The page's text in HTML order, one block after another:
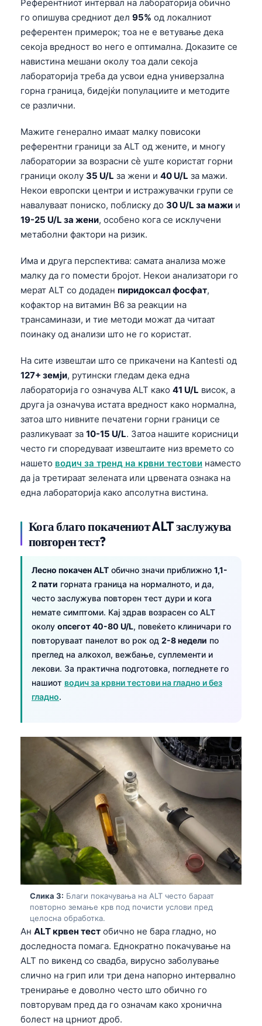
Референтниот интервал на лабораторија обично
го опишува средниот дел 95% од локалниот
референтен примерок; тоа не е ветување дека
секоја вредност во него е оптимална. Доказите се
навистина мешани околу тоа дали секоја
лабораторија треба да усвои една универзална
горна граница, бидејќи популациите и методите
се различни.
Мажите генерално имаат малку повисоки
референтни граници за ALT од жените, и многу
лаборатории за возрасни сè уште користат горни
граници околу 35 U/L за жени и 40 U/L за мажи.
Некои европски центри и истражувачки групи се
навалуваат пониско, поблиску до 30 U/L за мажи и
19-25 U/L за жени, особено кога се исклучени
метаболни фактори на ризик.
Има и друга перспектива: самата анализа може
малку да го помести бројот. Некои анализатори го
мерат ALT со додаден пиридоксал фосфат,
кофактор на витамин B6 за реакции на
трансаминази, и тие методи можат да читаат
поинаку од анализи што не го користат.
На сите извештаи што се прикачени на Kantesti од
127+ земји, рутински гледам дека една
лабораторија го означува ALT како 41 U/L висок, а
друга ја означува истата вредност како нормална,
затоа што нивните печатени горни граници се
разликуваат за 10-15 U/L. Затоа нашите корисници
често ги споредуваат извештаите низ времето со
нашето водич за тренд на крвни тестови наместо
да ја третираат зелената или црвената ознака на
една лабораторија како апсолутна вистина.
Кога благо покачениот ALT заслужува
повторен тест?
Лесно покачен ALT обично значи приближно 1,1-
2 пати горната граница на нормалното, и да,
често заслужува повторен тест дури и кога
немате симптоми. Кај здрав возрасен со ALT
околу опсегот 40-80 U/L, повеќето клиничари го
повторуваат панелот во рок од 2-8 недели по
преглед на алкохол, вежбање, суплементи и
лекови. За практична подготовка, погледнете го
нашиот водич за крвни тестови на гладно и без
гладно.
Слика 3: Благи покачувања на ALT често бараат
повторно земање крв под почисти услови пред
целосна обработка.
Ан ALT крвен тест обично не бара гладно, но
доследноста помага. Еднократно покачување на
ALT по викенд со свадба, вирусно заболување
слично на грип или три дена напорно интервално
тренирање е доволно често што обично го
повторувам пред да го означам како хронична
болест на црниот дроб.